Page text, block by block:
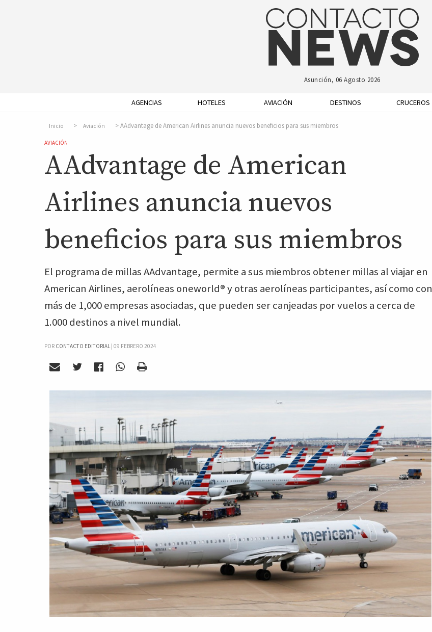
Asunción, 06 Agosto 2026
AGENCIAS HOTELES AVIACIÓN DESTINOS CRUCEROS
Inicio Aviación AAdvantage de American Airlines anuncia nuevos beneficios para sus miembros
AVIACIÓN
AAdvantage de American
Airlines anuncia nuevos
beneficios para sus miembros
El programa de millas AAdvantage, permite a sus miembros obtener millas al viajar en
American Airlines, aerolíneas oneworld® y otras aerolíneas participantes, así como con
más de 1,000 empresas asociadas, que pueden ser canjeadas por vuelos a cerca de
1.000 destinos a nivel mundial.
POR CONTACTO EDITORIAL | 09 FEBRERO 2024